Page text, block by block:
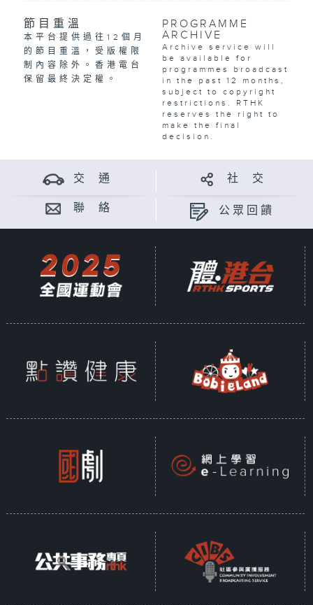
節目重溫
本平台提供過往12個月
的節目重溫，受版權限
制內容除外。香港電台
保留最終決定權。
PROGRAMME
ARCHIVE
Archive service will
be available for
programmes broadcast
in the past 12 months,
subject to copyright
restrictions. RTHK
reserves the right to
make the final
decision.
交 通 社 交
聯 絡 公眾回饋